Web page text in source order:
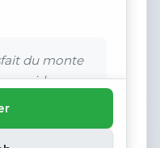
du monte
rapide.